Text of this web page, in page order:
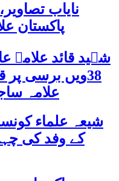
نایاب
پاکستان
شہید قائد
38ویں برسی
علامہ
شیعہ علماء
کے وفد کی